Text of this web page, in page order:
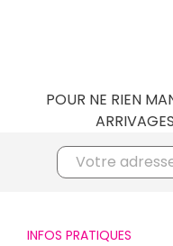
POUR NE RIEN
INFOS PRATIQUES